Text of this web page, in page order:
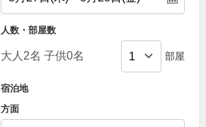
人数・部屋数
部屋
宿泊地
方面